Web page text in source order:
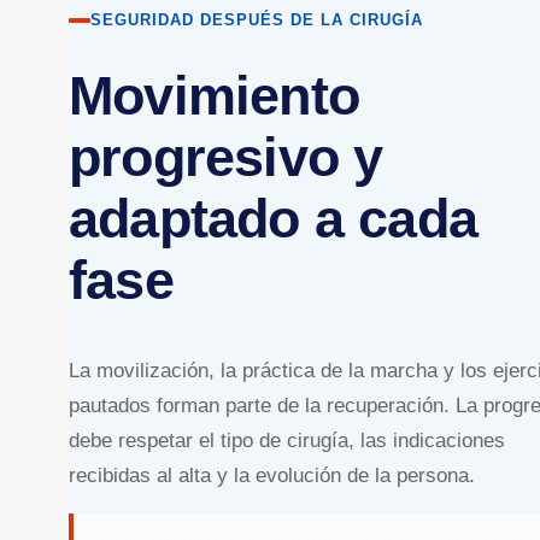
SEGURIDAD DESPUÉS DE LA CIRUGÍA
Movimiento
progresivo y
adaptado a cada
fase
La movilización, la práctica de la marcha y los
pautados forman parte de la recuperación. La
debe respetar el tipo de cirugía, las indicaciones
recibidas al alta y la evolución de la persona.